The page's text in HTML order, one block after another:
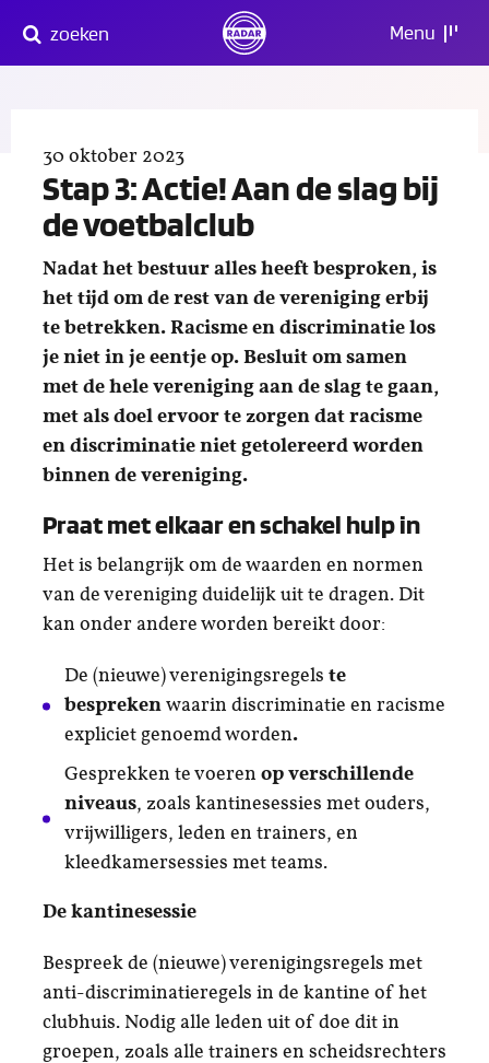
naar
content
zoeken Menu
30 oktober 2023
Stap 3: Actie! Aan de slag bij
de voetbalclub
Nadat het bestuur alles heeft besproken, is
het tijd om de rest van de vereniging erbij
te betrekken. Racisme en discriminatie los
je niet in je eentje op. Besluit om samen
met de hele vereniging aan de slag te gaan,
met als doel ervoor te zorgen dat racisme
en discriminatie niet getolereerd worden
binnen de vereniging.
Praat met elkaar en schakel hulp in
Het is belangrijk om de waarden en normen
van de vereniging duidelijk uit te dragen. Dit
kan onder andere worden bereikt door:
De (nieuwe) verenigingsregels te
bespreken waarin discriminatie en racisme
expliciet genoemd worden.
Gesprekken te voeren op verschillende
niveaus, zoals kantinesessies met ouders,
vrijwilligers, leden en trainers, en
kleedkamersessies met teams.
De kantinesessie
Bespreek de (nieuwe) verenigingsregels met
anti-discriminatieregels in de kantine of het
clubhuis. Nodig alle leden uit of doe dit in
groepen, zoals alle trainers en scheidsrechters